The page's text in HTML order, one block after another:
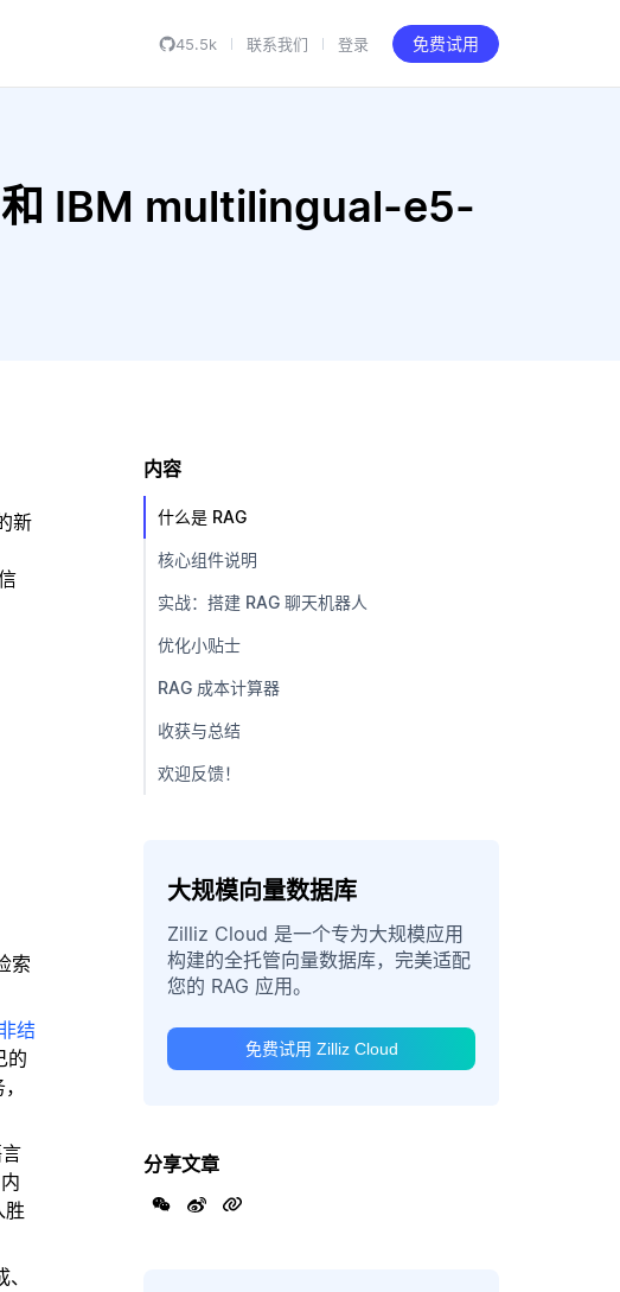
45.5k 联系我们 登录 免费试用
IBM multilingual-e5-
新
索
结
的
胜
内容
什么是 RAG
核心组件说明
实战：搭建 RAG 聊天机器人
优化小贴士
RAG 成本计算器
收获与总结
欢迎反馈！
大规模向量数据库
Zilliz Cloud 是一个专为大规模应用
构建的全托管向量数据库，完美适配
您的 RAG 应用。
免费试用 Zilliz Cloud
分享文章